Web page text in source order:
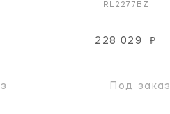
RL2277BZ
228 029 ₽
Под заказ